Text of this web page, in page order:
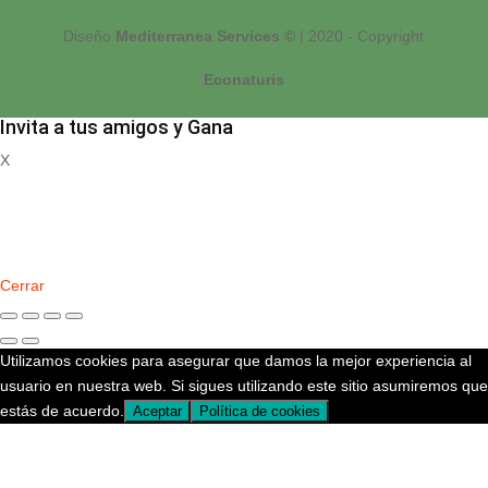
Diseño Mediterranea Services © | 2020 - Copyright
Econaturis
Invita a tus amigos y Gana
X
Cerrar
Utilizamos cookies para asegurar que damos la mejor experiencia al
usuario en nuestra web. Si sigues utilizando este sitio asumiremos que
estás de acuerdo.
Aceptar Política de cookies